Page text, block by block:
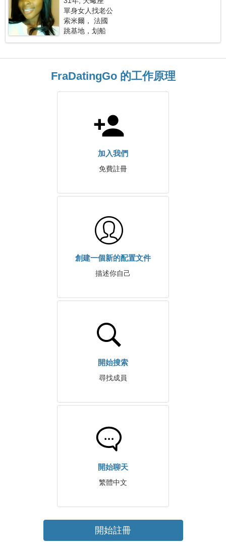
單身女人找老公
索米爾， 法國
跳基地，划船
FraDatingGo 的工作原理
加入我們
免費註冊
創建一個新的配置文件
描述你自己
開始搜索
尋找成員
開始聊天
繁體中文
開始註冊